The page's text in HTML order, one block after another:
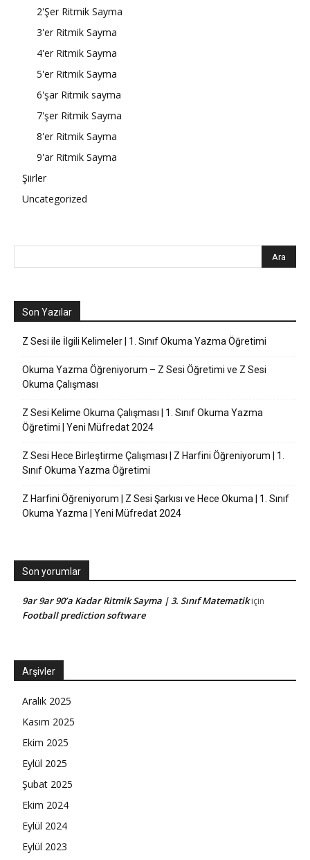
2'Şer Ritmik Sayma
3'er Ritmik Sayma
4'er Ritmik Sayma
5'er Ritmik Sayma
6'şar Ritmik sayma
7'şer Ritmik Sayma
8'er Ritmik Sayma
9'ar Ritmik Sayma
Şiirler
Uncategorized
Son Yazılar
Z Sesi ile İlgili Kelimeler | 1. Sınıf Okuma Yazma Öğretimi
Okuma Yazma Öğreniyorum – Z Sesi Öğretimi ve Z Sesi
Okuma Çalışması
Z Sesi Kelime Okuma Çalışması | 1. Sınıf Okuma Yazma
Öğretimi | Yeni Müfredat 2024
Z Sesi Hece Birleştirme Çalışması | Z Harfini Öğreniyorum | 1.
Sınıf Okuma Yazma Öğretimi
Z Harfini Öğreniyorum | Z Sesi Şarkısı ve Hece Okuma | 1. Sınıf
Okuma Yazma | Yeni Müfredat 2024
Son yorumlar
9ar 9ar 90’a Kadar Ritmik Sayma | 3. Sınıf Matematikiçin
Football prediction software
Arşivler
Aralık 2025
Kasım 2025
Ekim 2025
Eylül 2025
Şubat 2025
Ekim 2024
Eylül 2024
Eylül 2023